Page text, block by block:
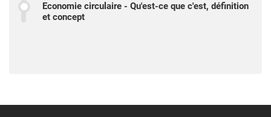
Economie circulaire - Qu'est-ce que c'est, définition
et concept